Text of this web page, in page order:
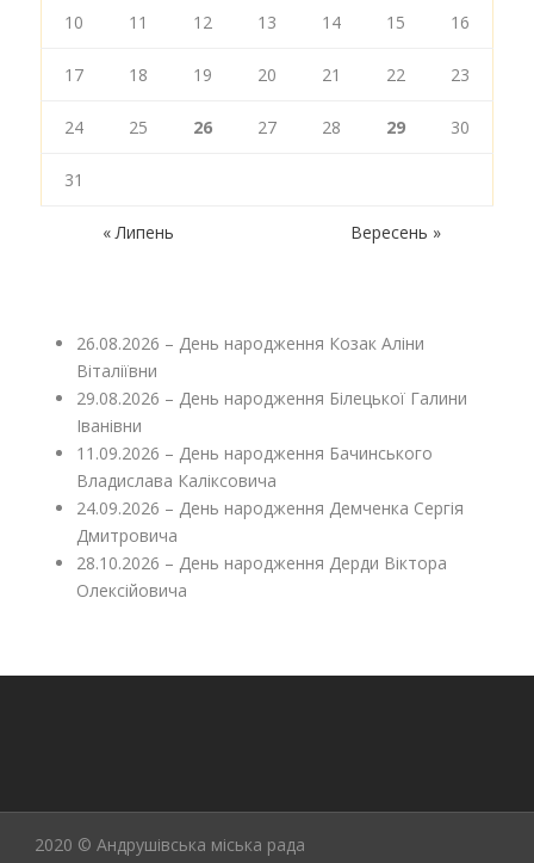
10 11 12 13 14 15 16
17 18 19 20 21 22 23
24 25 26 27 28 29 30
31
« Липень Вересень »
26.08.2026 – День народження Козак Аліни
Віталіївни
29.08.2026 – День народження Білецької Галини
Іванівни
11.09.2026 – День народження Бачинського
Владислава Каліксовича
24.09.2026 – День народження Демченка Сергія
Дмитровича
28.10.2026 – День народження Дерди Віктора
Олексійовича
2020 © Андрушівська міська рада